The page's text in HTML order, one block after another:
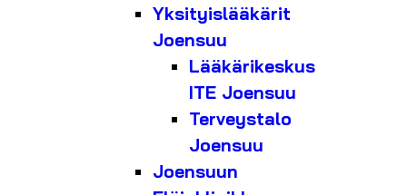
Yksityislääkärit
Joensuu
Lääkärikeskus
ITE Joensuu
Terveystalo
Joensuu
Joensuun